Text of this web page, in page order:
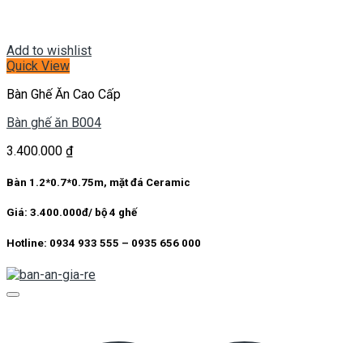
Add to wishlist
Quick View
Bàn Ghế Ăn Cao Cấp
Bàn ghế ăn B004
3.400.000 ₫
Bàn 1.2*0.7*0.75m, mặt đá Ceramic
Giá: 3.400.000đ/ bộ 4 ghế
Hotline: 0934 933 555 – 0935 656 000